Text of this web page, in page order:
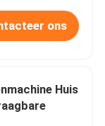
ons
Huis